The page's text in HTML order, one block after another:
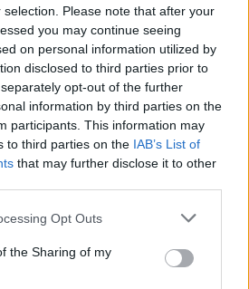
Please note that after your
you may continue seeing
on personal information utilized by
disclosed to third parties prior to
opt-out of the further
information by third parties on the
participants. This information may
to third parties on the IAB’s List of
that may further disclose it to other
Opt Outs
the Sharing of my